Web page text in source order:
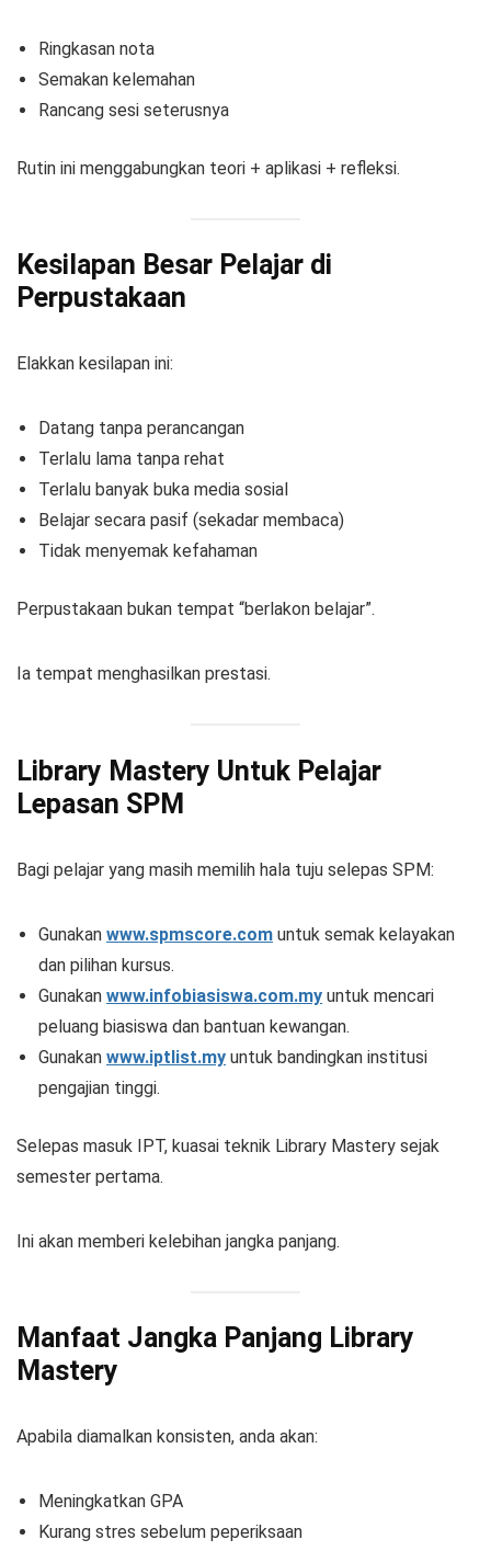
Ringkasan nota
Semakan kelemahan
Rancang sesi seterusnya
Rutin ini menggabungkan teori + aplikasi + refleksi.
Kesilapan Besar Pelajar di
Perpustakaan
Elakkan kesilapan ini:
Datang tanpa perancangan
Terlalu lama tanpa rehat
Terlalu banyak buka media sosial
Belajar secara pasif (sekadar membaca)
Tidak menyemak kefahaman
Perpustakaan bukan tempat “berlakon belajar”.
Ia tempat menghasilkan prestasi.
Library Mastery Untuk Pelajar
Lepasan SPM
Bagi pelajar yang masih memilih hala tuju selepas SPM:
Gunakan www.spmscore.com untuk semak kelayakan
dan pilihan kursus.
Gunakan www.infobiasiswa.com.my untuk mencari
peluang biasiswa dan bantuan kewangan.
Gunakan www.iptlist.my untuk bandingkan institusi
pengajian tinggi.
Selepas masuk IPT, kuasai teknik Library Mastery sejak
semester pertama.
Ini akan memberi kelebihan jangka panjang.
Manfaat Jangka Panjang Library
Mastery
Apabila diamalkan konsisten, anda akan:
Meningkatkan GPA
Kurang stres sebelum peperiksaan